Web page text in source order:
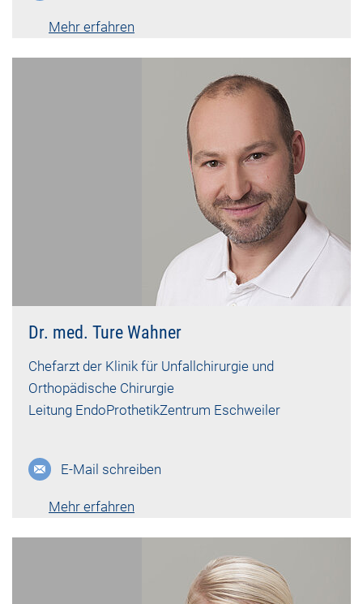
Mehr erfahren
Lebenslauf vk-787
Dr. med. Ture Wahner
Chefarzt der Klinik für Unfallchirurgie und
Orthopädische Chirurgie
Leitung EndoProthetikZentrum Eschweiler
E-Mail schreiben
Mehr erfahren
Lebenslauf vk-789